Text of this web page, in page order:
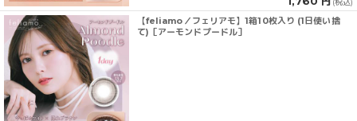
(税込)
【feliamo／フェリアモ】1箱10枚入り (1日使い捨
て)［アーモンドプードル］